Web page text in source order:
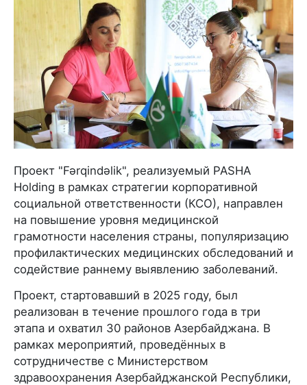
Проект "Fərqindəlik", реализуемый PASHA
Holding в рамках стратегии корпоративной
социальной ответственности (КСО), направлен
на повышение уровня медицинской
грамотности населения страны, популяризацию
профилактических медицинских обследований и
содействие раннему выявлению заболеваний.
Проект, стартовавший в 2025 году, был
реализован в течение прошлого года в три
этапа и охватил 30 районов Азербайджана. В
рамках мероприятий, проведённых в
сотрудничестве с Министерством
здравоохранения Азербайджанской Республики,